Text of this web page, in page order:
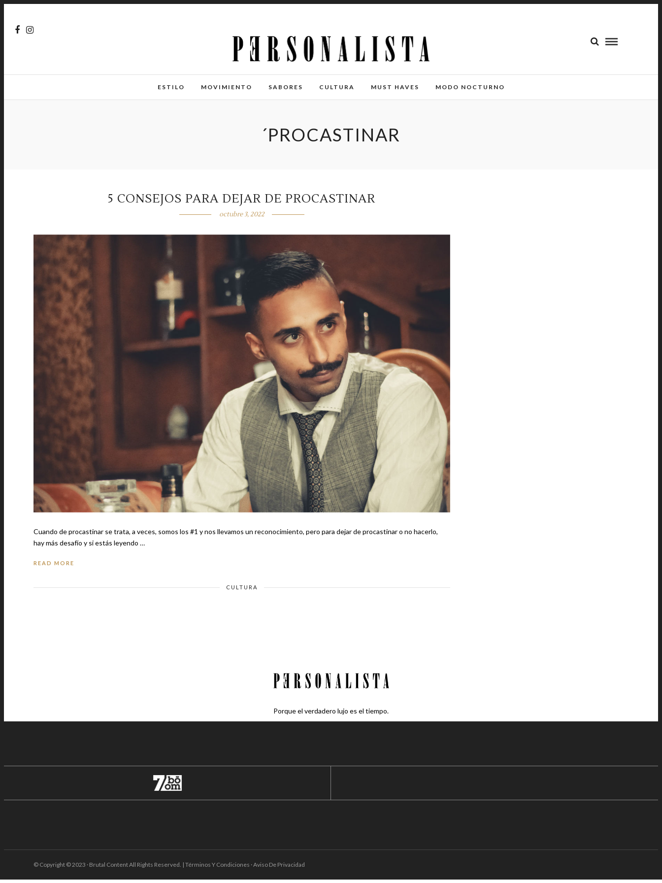
ESTILO MOVIMIENTO SABORES CULTURA MUST HAVES MODO NOCTURNO
´PROCASTINAR
5 CONSEJOS PARA DEJAR DE PROCASTINAR
octubre 3, 2022
Cuando de procastinar se trata, a veces, somos los #1 y nos llevamos un reconocimiento, pero para dejar de procastinar o no hacerlo,
hay más desafío y si estás leyendo …
READ MORE
CULTURA
Porque el verdadero lujo es el tiempo.
© Copyright © 2023 · Brutal Content All Rights Reserved. | Términos Y Condiciones · Aviso De Privacidad